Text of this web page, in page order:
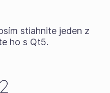
stiahnite jeden z
ho s Qt5.